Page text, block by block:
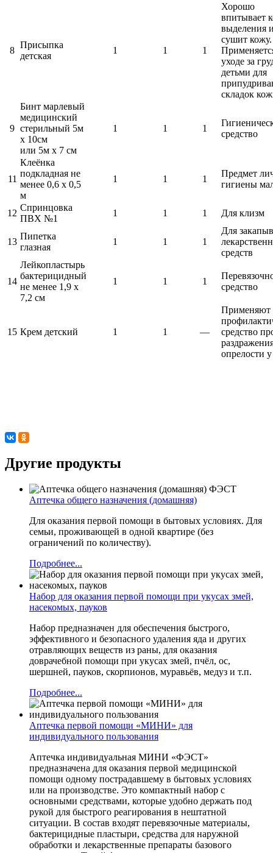
8
Присыпка
детская
1 1 1
Хорошо
впитывает
выделения
сушит кожу.
уходе за
детьми для
складок
9
Бинт марлевый
медицинский
стерильный 5м
х 10см
или 5м х 7 см
1 1 1
средство
11
Клеёнка
подкладная не
менее 0,6 х 0,5
м
1 1 1
Предмет
гигиены
12
Спринцовка
ПВХ №1
1 1 1 Для клизм
13
Пипетка
глазная
1 1 1
Для
средств
14
Лейкопластырь
бактерицидный
не менее 1,9 x
7,2 см
1 1 1
средство
15 Крем детский 1 1 —
Применяют
средство
опрелости
Другие продукты
Аптечка общего назначения (домашняя)
Для оказания первой помощи в бытовых условиях. Для
семьи, проживающей в одной квартире (без
ограничений по количеству).
Подробнее...
Набор для оказания первой помощи при укусах змей,
насекомых, пауков
Набор предназначен для обеспечения быстрого,
эффективного и безопасного удаления яда и других
отравляющих веществ из раны, для оказания
доврачебной помощи при укусах змей, пчёл, ос,
шершней, пауков, скорпионов, муравьёв, медуз и т.п.
Подробнее...
Аптечка первой помощи «МИНИ» для
индивидуального пользования
Аптечка индивидуальная МИНИ «ФЭСТ»
предназначена для оказания первой медицинской
помощи одному пострадавшему в бытовых условиях
или на производстве. Это компактный набор с
основными средствами, которые удобно держать под
рукой для быстрого реагирования в нештатной
ситуации. В состав входят перевязочные материалы,
бактерицидные пластыри, средства для наружной
обработки и лекарственные препараты базового